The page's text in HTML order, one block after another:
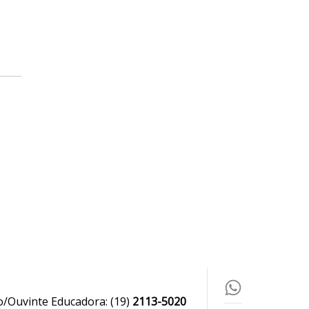
Ouvinte Educadora: (19) 2113-5020